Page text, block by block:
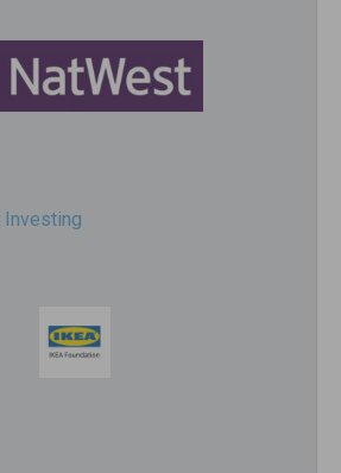
Investing